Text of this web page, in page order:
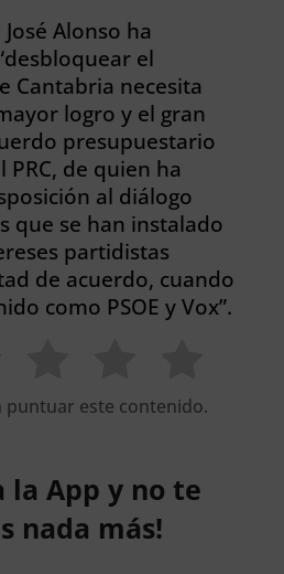
Alonso ha
el
Cantabria necesita
logro y el gran
presupuestario
PRC, de quien ha
al diálogo
que se han instalado
partidistas
de acuerdo, cuando
como PSOE y Vox”.
puntuar este contenido.
la App y no te
nada más!